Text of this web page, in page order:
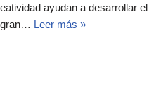
ayudan a desarrollar el
gran… Leer más »